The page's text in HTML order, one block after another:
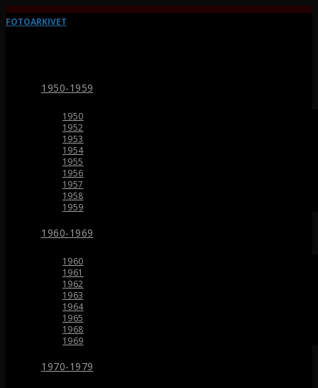
FOTOARKIVET
1950-1959
1950
1952
1953
1954
1955
1956
1957
1958
1959
1960-1969
1960
1961
1962
1963
1964
1965
1968
1969
1970-1979